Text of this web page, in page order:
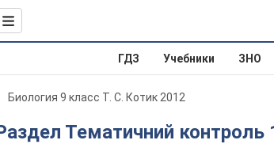
ГДЗ Учебники ЗНО
Биология 9 класс Т. С. Котик 2012
Раздел Тематичний контроль